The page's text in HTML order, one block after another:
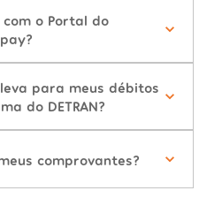
o Portal do
para meus débitos
do DETRAN?
comprovantes?